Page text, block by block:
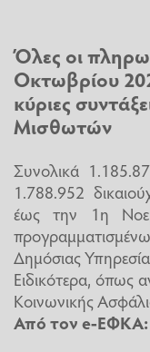
Όλες οι
Οκτωβρίου
κύριες
Μισθωτών
Συνολικά
1.788.952
έως την 1η
Δημόσιας
Ειδικότερα, όπως
Κοινωνικής
Από τον e-ΕΦΚΑ: